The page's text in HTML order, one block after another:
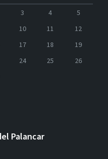
3 4
5
10 11
12
17 18
19
24 25
26
Palancar